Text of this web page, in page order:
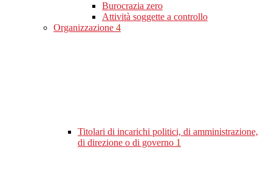
Burocrazia zero
Attività soggette a controllo
Organizzazione 4
Titolari di incarichi politici, di amministrazione,
di direzione o di governo 1